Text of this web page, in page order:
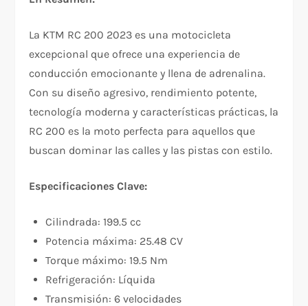
La KTM RC 200 2023 es una motocicleta
excepcional que ofrece una experiencia de
conducción emocionante y llena de adrenalina.
Con su diseño agresivo, rendimiento potente,
tecnología moderna y características prácticas, la
RC 200 es la moto perfecta para aquellos que
buscan dominar las calles y las pistas con estilo.
Especificaciones Clave:
Cilindrada: 199.5 cc
Potencia máxima: 25.48 CV
Torque máximo: 19.5 Nm
Refrigeración: Líquida
Transmisión: 6 velocidades